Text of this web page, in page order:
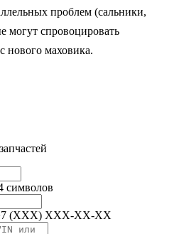
проблем (сальники,
могут спровоцировать
нового маховика.
символов
(XXX) XXX-XX-XX